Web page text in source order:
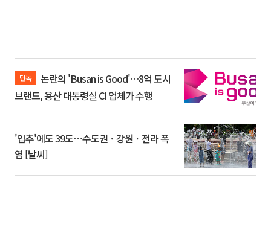
단독
브랜드, 용산 대통령실 CI 업체가 수행
'입추'에도 39도⋯수도권ㆍ강원ㆍ전라 폭
염 [날씨]